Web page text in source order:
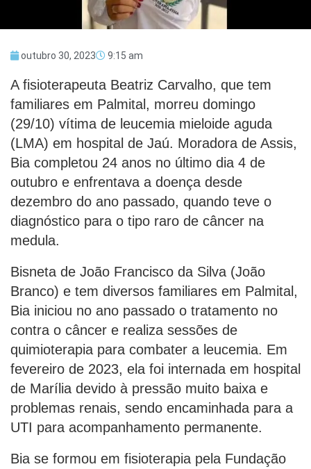
outubro 30, 2023 9:15 am
A fisioterapeuta Beatriz Carvalho, que tem
familiares em Palmital, morreu domingo
(29/10) vítima de leucemia mieloide aguda
(LMA) em hospital de Jaú. Moradora de Assis,
Bia completou 24 anos no último dia 4 de
outubro e enfrentava a doença desde
dezembro do ano passado, quando teve o
diagnóstico para o tipo raro de câncer na
medula.
Bisneta de João Francisco da Silva (João
Branco) e tem diversos familiares em Palmital,
Bia iniciou no ano passado o tratamento no
contra o câncer e realiza sessões de
quimioterapia para combater a leucemia. Em
fevereiro de 2023, ela foi internada em hospital
de Marília devido à pressão muito baixa e
problemas renais, sendo encaminhada para a
UTI para acompanhamento permanente.
Bia se formou em fisioterapia pela Fundação